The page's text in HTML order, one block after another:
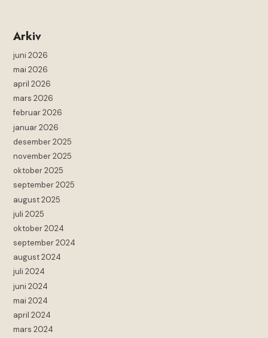
Arkiv
juni 2026
mai 2026
april 2026
mars 2026
februar 2026
januar 2026
desember 2025
november 2025
oktober 2025
september 2025
august 2025
juli 2025
oktober 2024
september 2024
august 2024
juli 2024
juni 2024
mai 2024
april 2024
mars 2024